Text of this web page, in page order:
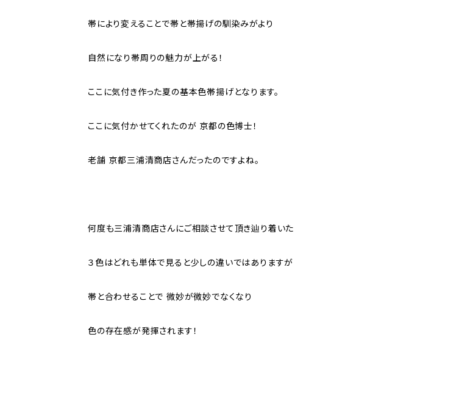
帯により変えることで帯と帯揚げの馴染みがより
自然になり帯周りの魅力が上がる！
ここに気付き作った夏の基本色帯揚げとなります。
ここに気付かせてくれたのが 京都の色博士！
老舗 京都三浦清商店さんだったのですよね。
何度も三浦清商店さんにご相談させて頂き辿り着いた
３色はどれも単体で見ると少しの違いではありますが
帯と合わせることで 微妙が微妙でなくなり
色の存在感が発揮されます！